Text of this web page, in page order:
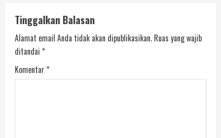
Tinggalkan Balasan
Alamat email Anda tidak akan dipublikasikan. Ruas yang wajib
ditandai *
Komentar *